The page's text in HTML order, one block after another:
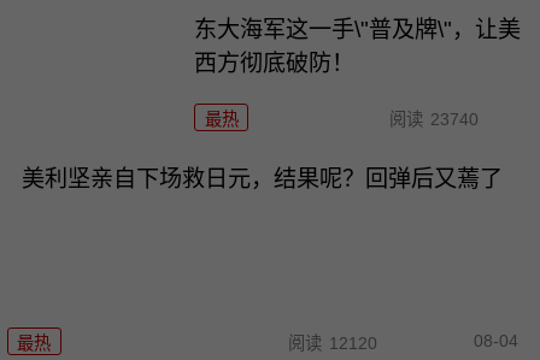
东大海军这一手\"普及牌\"，让美
西方彻底破防！
最热 阅读 23740
美利坚亲自下场救日元，结果呢？回弹后又蔫了
最热 阅读 12120 08-04